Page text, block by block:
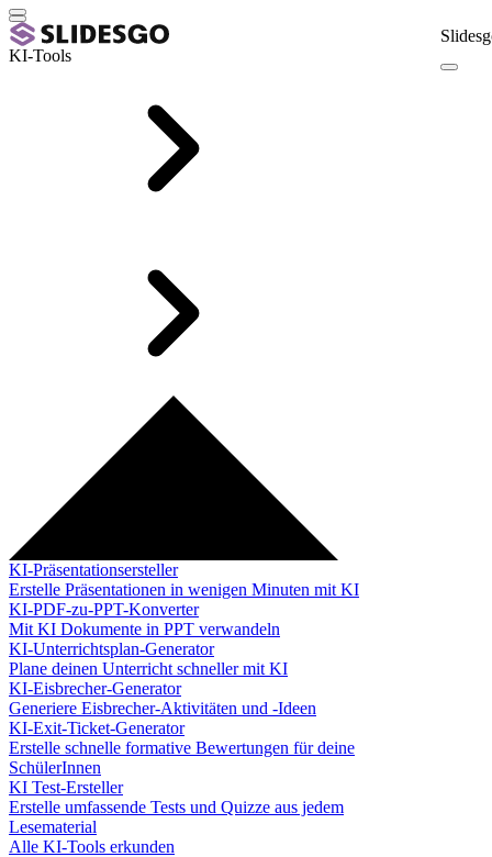
KI-Tools
KI-Präsentationsersteller
Erstelle Präsentationen in wenigen Minuten mit KI
KI-PDF-zu-PPT-Konverter
Mit KI Dokumente in PPT verwandeln
KI-Unterrichtsplan-Generator
Plane deinen Unterricht schneller mit KI
KI-Eisbrecher-Generator
Generiere Eisbrecher-Aktivitäten und -Ideen
KI-Exit-Ticket-Generator
Erstelle schnelle formative Bewertungen für deine
SchülerInnen
KI Test-Ersteller
Erstelle umfassende Tests und Quizze aus jedem
Lesematerial
Alle KI-Tools erkunden